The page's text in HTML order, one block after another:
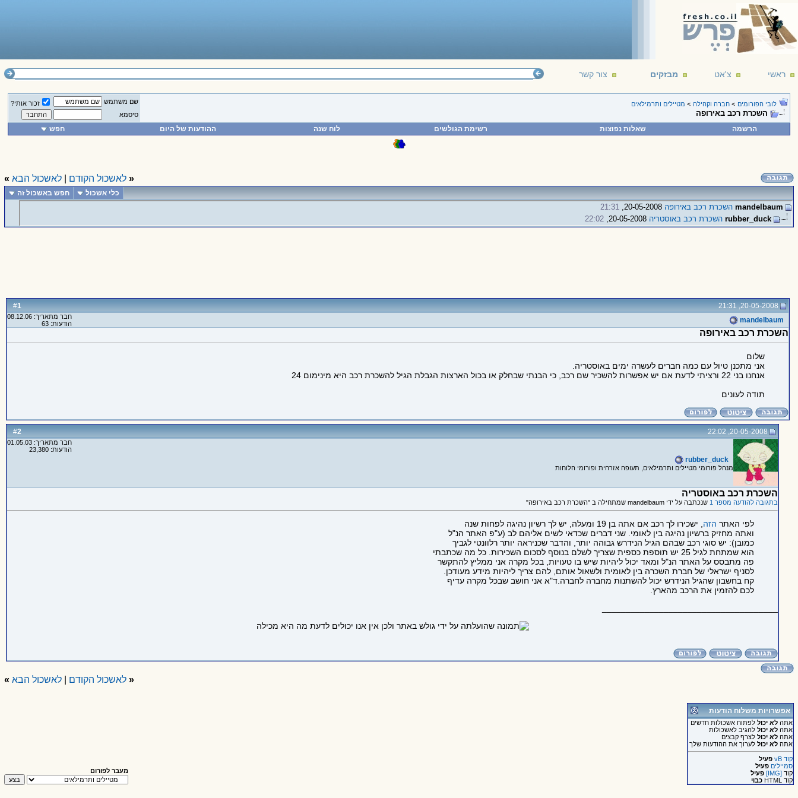
ראשי צ'אט מבזקים צור קשר
לובי הפורומים > חברה וקהילה > מטיילים ותרמילאים
השכרת רכב באירופה
שם משתמש
זכור אותי?
סיסמא
הרשמה שאלות נפוצות רשימת הגולשים לוח שנה ההודעות של היום חפש
« לאשכול הקודם לאשכול הבא »
כלי אשכול חפש באשכול זה
mandelbaum השכרת רכב באירופה
21:31
rubber_duck השכרת רכב באוסטריה 22:02
#
1
20-05-2008, 21:31
mandelbaum
חבר מתאריך: 08.12.06
הודעות: 63
השכרת רכב באירופה
שלום
אני מתכנן טיול עם כמה חברים לעשרה ימים באוסטריה.
אנחנו בני 22 ורציתי לדעת אם יש אפשרות להשכיר שם רכב, כי הבנתי שבחלק או בכול הארצות הגבלת הגיל להשכרת רכב היא מינימום 24
תודה לעונים
#
2 20-05-2008, 22:02
rubber_duck
מנהל פורומי מטיילים ותרמילאים, תעופה אזרחית ופורומי הלוחות
חבר מתאריך: 01.05.03
הודעות: 23,380
השכרת רכב באוסטריה
בתגובה להודעה מספר 1 שנכתבה על ידי mandelbaum שמתחילה ב "השכרת רכב באירופה"
לפי האתר הזה , ישכירו לך רכב אם אתה בן 19 ומעלה, יש לך רשיון נהיגה לפחות שנה
ואתה מחזיק ברשיון נהיגה בין לאומי. שני דברים שכדאי לשים אליהם לב (ע"פ האתר הנ"ל
כמובן): יש סוגי רכב שבהם הגיל הנידרש גבוהה יותר, והדבר שכניראה יותר רלוונטי לגביך
הוא שמתחת לגיל 25 יש תוספת כספית שצריך לשלם בנוסף לסכום השכירות. כל מה שכתבתי
פה מתבסס על האתר הנ"ל ומאד יכול ליהיות שיש בו טעויות, בכל מקרה אני ממליץ להתקשר
לסניף ישראלי של חברת השכרה בין לאומית ולשאול אותם, להם צריך ליהיות מידע מעודכן.
קח בחשבון שהגיל הנידרש יכול להשתנות מחברה לחברה.ד"א אני חושב שבכל מקרה עדיף
לכם להזמין את הרכב מהארץ.
« לאשכול הקודם |לאשכול הבא »
אפשרויות משלוח הודעות
אתה לא יכוללפתוח אשכולות חדשים
אתה לא יכוללהגיב לאשכולות
אתה לא יכוללצרף קבצים
אתה לא יכוללערוך את ההודעות שלך
קוד vB
פעיל
סמיילים פעיל
קוד [IMG]
פעיל
קוד HTML
כבוי
מעבר לפורום